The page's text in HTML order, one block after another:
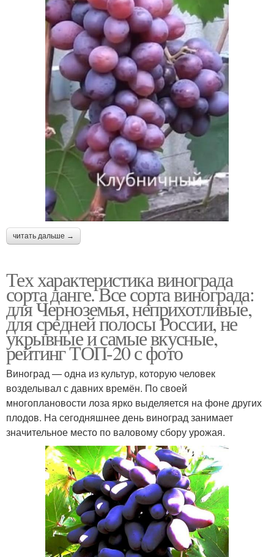
читать дальше →
Тех характеристика винограда
сорта данге. Все сорта винограда:
для Черноземья, неприхотливые,
для средней полосы России, не
укрывные и самые вкусные,
рейтинг ТОП-20 с фото
Виноград — одна из культур, которую человек
возделывал с давних времён. По своей
многоплановости лоза ярко выделяется на фоне других
плодов. На сегодняшнее день виноград занимает
значительное место по валовому сбору урожая.